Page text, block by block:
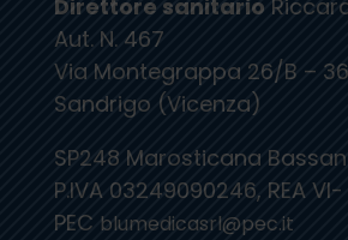
Direttore sanitario
Aut. N. 467
Via Montegrappa 26/B –
Sandrigo (Vicenza)
SP248 Marosticana
P.IVA 03249090246, REA VI-
PEC blumedicasrl@pec.it